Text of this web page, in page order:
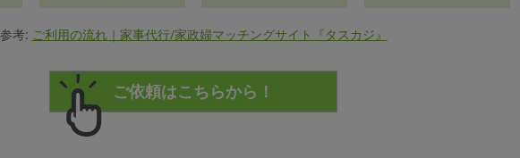
参考: ご利用の流れ｜家事代行/家政婦マッチングサイト『タスカジ』